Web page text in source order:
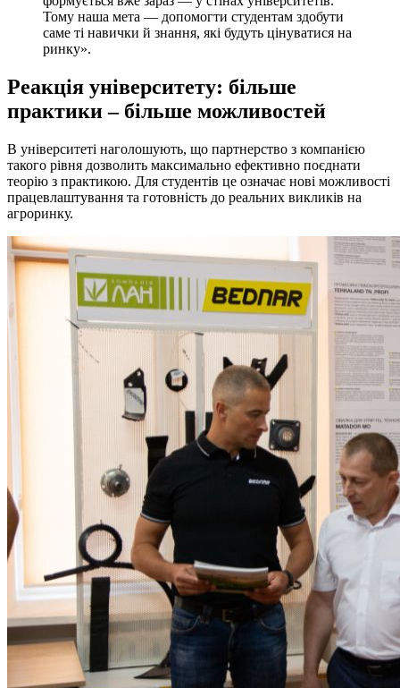
Тому наша мета — допомогти студентам здобути
саме ті навички й знання, які будуть цінуватися на
ринку».
Реакція університету: більше
практики – більше можливостей
В університеті наголошують, що партнерство з компанією
такого рівня дозволить максимально ефективно поєднати
теорію з практикою. Для студентів це означає нові можливості
працевлаштування та готовність до реальних викликів на
агроринку.